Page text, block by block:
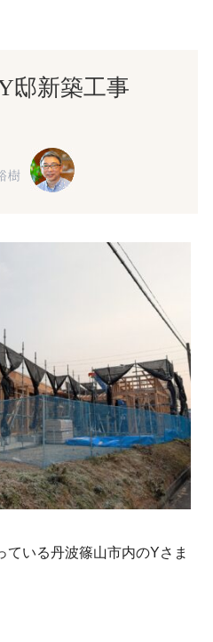
邸新築工事
樹
ている丹波篠山市内のYさま